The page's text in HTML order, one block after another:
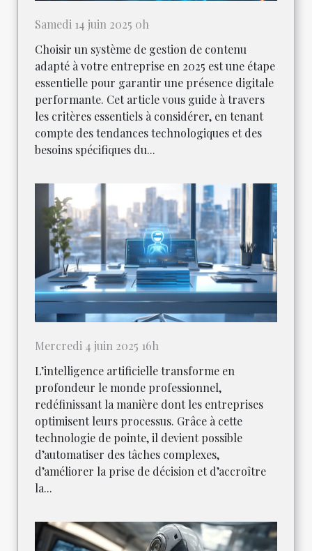
Samedi 14 juin 2025 0h
Choisir un système de gestion de contenu
adapté à votre entreprise en 2025 est une étape
essentielle pour garantir une présence digitale
performante. Cet article vous guide à travers
les critères essentiels à considérer, en tenant
compte des tendances technologiques et des
besoins spécifiques du...
Mercredi 4 juin 2025 16h
L’intelligence artificielle transforme en
profondeur le monde professionnel,
redéfinissant la manière dont les entreprises
optimisent leurs processus. Grâce à cette
technologie de pointe, il devient possible
d’automatiser des tâches complexes,
d’améliorer la prise de décision et d’accroître
la...